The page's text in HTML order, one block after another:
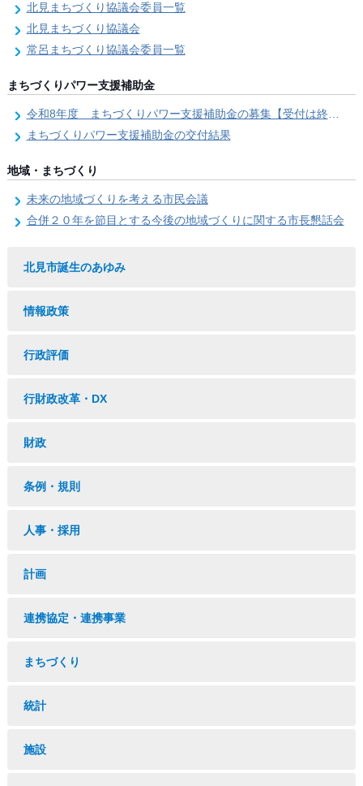
北見まちづくり協議会委員一覧
北見まちづくり協議会
常呂まちづくり協議会委員一覧
まちづくりパワー支援補助金
令和8年度 まちづくりパワー支援補助金の募集【受付は終了しました。】
まちづくりパワー支援補助金の交付結果
地域・まちづくり
未来の地域づくりを考える市民会議
合併２０年を節目とする今後の地域づくりに関する市長懇話会
北見市誕生のあゆみ
情報政策
行政評価
行財政改革・DX
財政
条例・規則
人事・採用
計画
連携協定・連携事業
まちづくり
統計
施設